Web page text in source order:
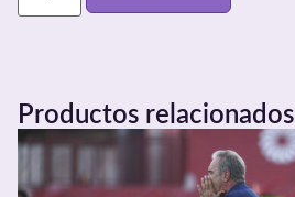
Productos relacionados